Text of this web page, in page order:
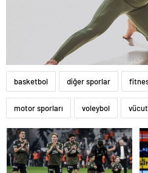
basketbol diğer sporlar
motor sporları voleybol